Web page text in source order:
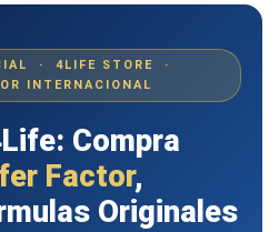
· 4LIFE STORE ·
INTERNACIONAL
Compra
Factor,
Originales